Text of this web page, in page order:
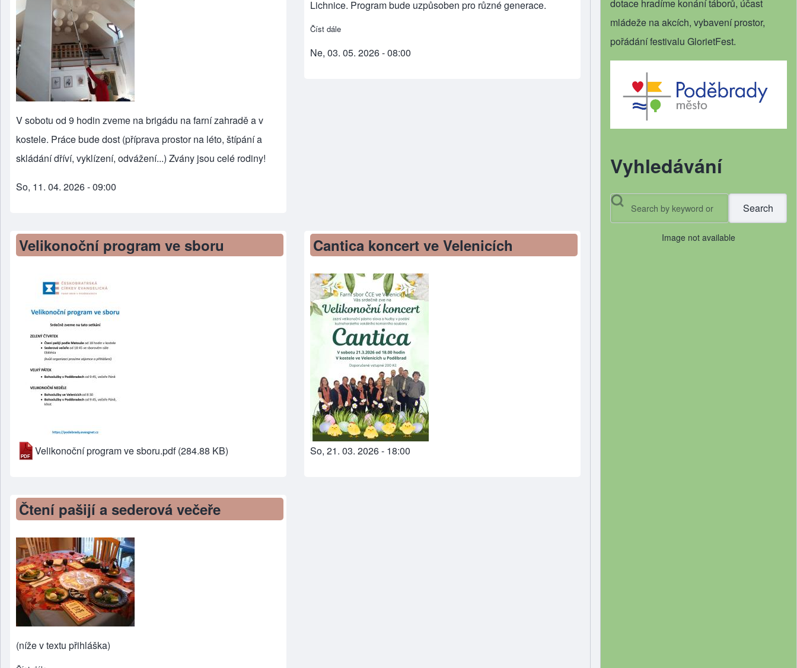
V sobotu od 9 hodin zveme na brigádu na farní zahradě a v
kostele. Práce bude dost (příprava prostor na léto, štípání a
skládání dříví, vyklízení, odvážení...) Zvány jsou celé rodiny!
So, 11. 04. 2026 - 09:00
Lichnice. Program bude uzpůsoben pro různé generace.
Číst dále
Ne, 03. 05. 2026 - 08:00
Velikonoční program ve sboru
Velikonoční program ve sboru.pdf (284.88 KB)
Cantica koncert ve Velenicích
So, 21. 03. 2026 - 18:00
Čtení pašijí a sederová večeře
(níže v textu přihláška)
dotace hradíme konání táborů, účast
mládeže na akcích, vybavení prostor,
pořádání festivalu GlorietFest.
Vyhledávání
Search
Image not available